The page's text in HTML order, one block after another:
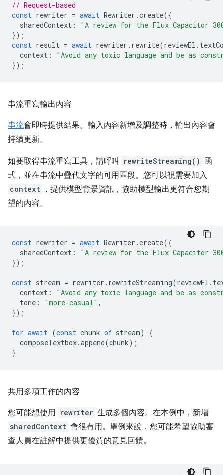
// Request-based
const rewriter = await Rewriter .create({
sharedContext :
"A review for the Flux Capacitor
});
const result = await rewriter . rewrite(reviewEl .
context :
"Avoid any toxic language and be as
});
串流重寫輸出內容
串流會即時提供結果。輸入內容新增及調整時，輸出內容會
持續更新。
如要取得串流重寫工具，請呼叫 rewriteStreaming() 函
式，並在串流中疊代文字的可用區段。您可以視需要加入
context ，提供模型背景資訊，協助模型輸出更符合您期
望的內容。
const rewriter = await Rewriter .create({
sharedContext :
"A review for the Flux Capacitor
});
const stream = rewriter . rewriteStreaming(reviewEl .
context :
"Avoid any toxic language and be as
tone : "more-casual" ,
});
for await (const chunk of stream)
{
composeTextbox.append(chunk);
}
共用多項工作的內容
您可能想使用 rewriter 生成多個內容。在本例中，新增
sharedContext 會很有用。舉例來說，您可能希望協助審
查人員在註解中提供更優質的意見回饋。